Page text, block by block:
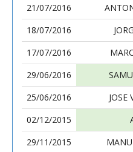
21/07/2016
18/07/2016
17/07/2016
29/06/2016
25/06/2016
JOSE
02/12/2015
29/11/2015